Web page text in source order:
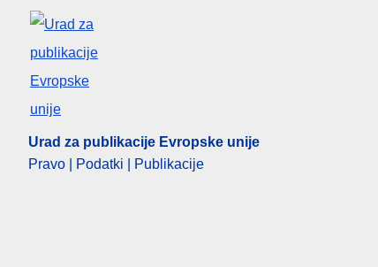
Urad za publikacije Evropske unije
Pravo | Podatki | Publikacije